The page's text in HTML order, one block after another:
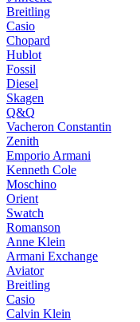
Breitling
Casio
Chopard
Hublot
Fossil
Diesel
Skagen
Q&Q
Vacheron Constantin
Zenith
Emporio Armani
Kenneth Cole
Moschino
Orient
Swatch
Romanson
Anne Klein
Armani Exchange
Aviator
Breitling
Casio
Calvin Klein